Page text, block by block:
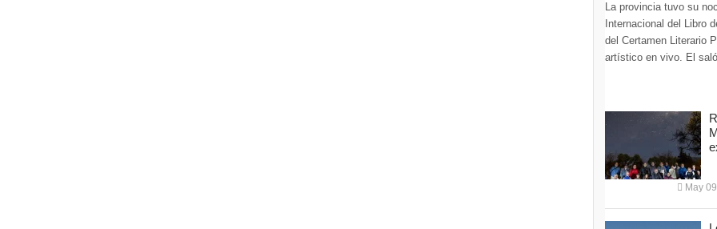
La provincia tuvo su
Internacional del Libro
del Certamen Literario
artístico en vivo. El
May